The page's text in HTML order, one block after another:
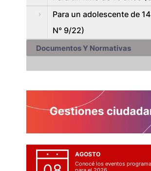
Para un adolescente de
N° 9/22)
Documentos Y Normativas
AGOSTO
Conocé los eventos